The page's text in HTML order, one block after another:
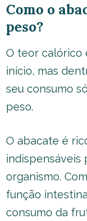
Como o
peso?
O teor calórico
início, mas
seu consumo
peso.
O abacate é
indispensáveis
organismo.
função
consumo da